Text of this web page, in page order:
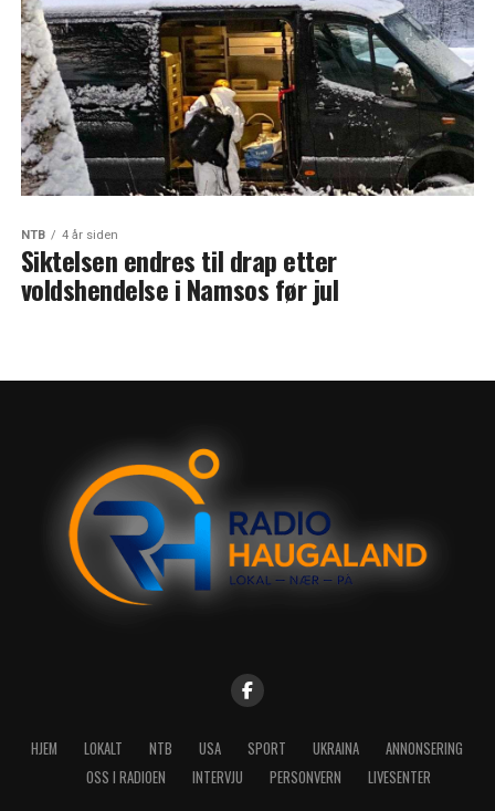
NTB 4 år siden
Siktelsen endres til drap etter
voldshendelse i Namsos før jul
HJEM LOKALT NTB USA SPORT UKRAINA
ANNONSERING
OSS I RADIOEN
INTERVJU PERSONVERN LIVESENTER